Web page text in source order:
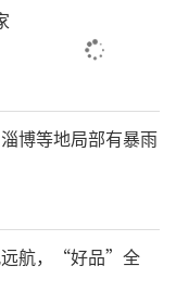
博等地局部有暴雨
远航，“好品”全